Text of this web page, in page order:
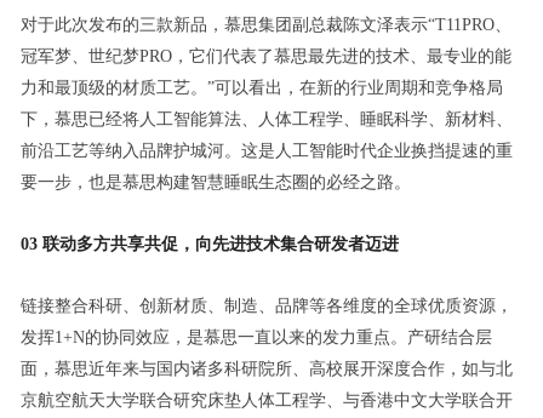
对于此次发布的三款新品，慕思集团副总裁陈文泽表示“T11PRO、
冠军梦、世纪梦PRO，它们代表了慕思最先进的技术、最专业的能
力和最顶级的材质工艺。”可以看出，在新的行业周期和竞争格局
下，慕思已经将人工智能算法、人体工程学、睡眠科学、新材料、
前沿工艺等纳入品牌护城河。这是人工智能时代企业换挡提速的重
要一步，也是慕思构建智慧睡眠生态圈的必经之路。
03 联动多方共享共促，向先进技术集合研发者迈进
链接整合科研、创新材质、制造、品牌等各维度的全球优质资源，
发挥1+N的协同效应，是慕思一直以来的发力重点。产研结合层
面，慕思近年来与国内诸多科研院所、高校展开深度合作，如与北
京航空航天大学联合研究床垫人体工程学、与香港中文大学联合开